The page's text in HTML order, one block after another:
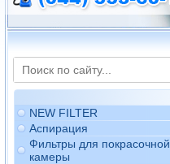
NEW FILTER
Аспирация
Фильтры для покрасочной
камеры